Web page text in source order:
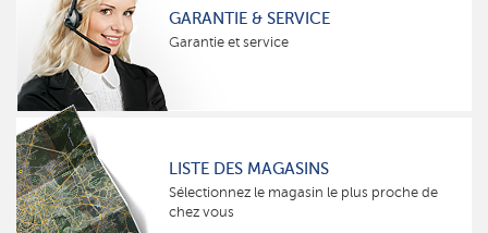
GARANTIE & SERVICE
Garantie et service
LISTE DES MAGASINS
Sélectionnez le magasin le plus proche de
chez vous